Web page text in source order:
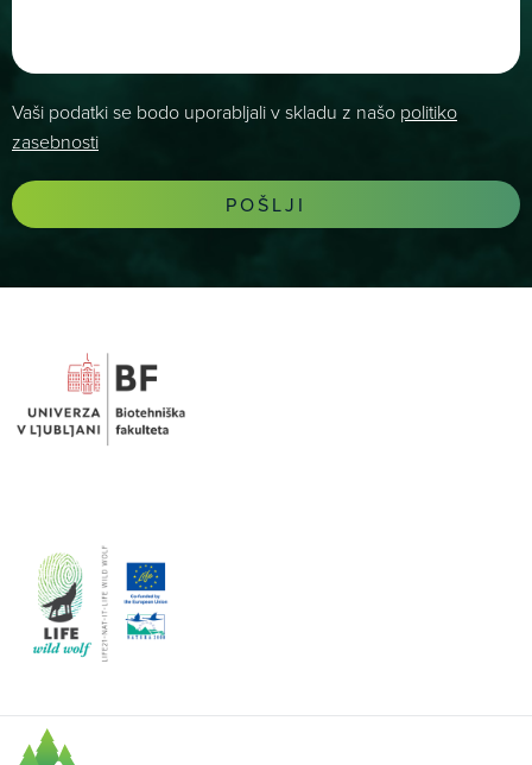
Vaši podatki se bodo uporabljali v skladu z našo politiko
zasebnosti
POŠLJI